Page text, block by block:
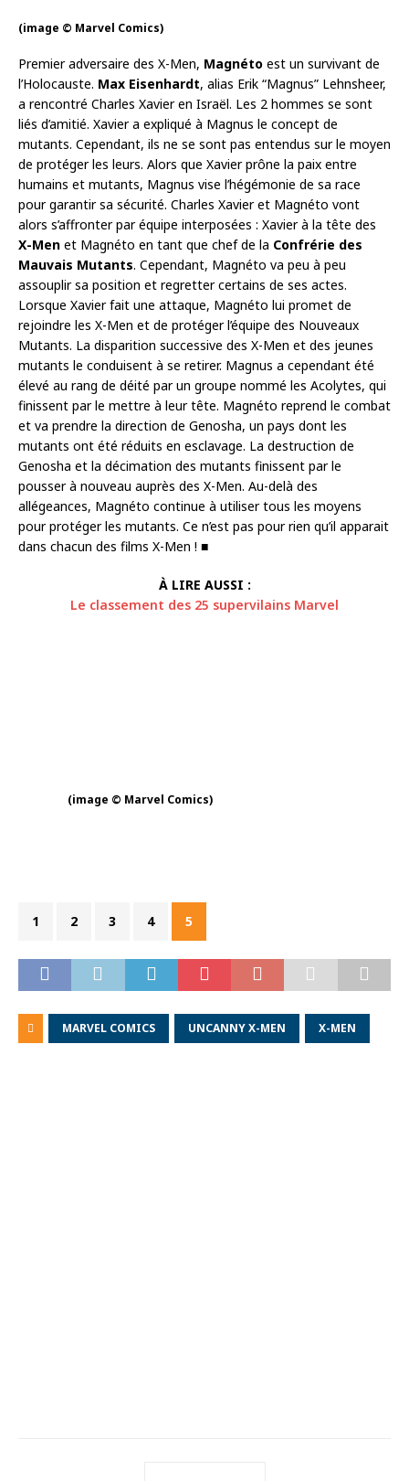
(image © Marvel Comics)
Premier adversaire des X-Men, Magnéto est un survivant de
l’Holocauste. Max Eisenhardt, alias Erik “Magnus” Lehnsheer,
a rencontré Charles Xavier en Israël. Les 2 hommes se sont
liés d’amitié. Xavier a expliqué à Magnus le concept de
mutants. Cependant, ils ne se sont pas entendus sur le moyen
de protéger les leurs. Alors que Xavier prône la paix entre
humains et mutants, Magnus vise l’hégémonie de sa race
pour garantir sa sécurité. Charles Xavier et Magnéto vont
alors s’affronter par équipe interposées : Xavier à la tête des
X-Men et Magnéto en tant que chef de la Confrérie des
Mauvais Mutants. Cependant, Magnéto va peu à peu
assouplir sa position et regretter certains de ses actes.
Lorsque Xavier fait une attaque, Magnéto lui promet de
rejoindre les X-Men et de protéger l’équipe des Nouveaux
Mutants. La disparition successive des X-Men et des jeunes
mutants le conduisent à se retirer. Magnus a cependant été
élevé au rang de déité par un groupe nommé les Acolytes, qui
finissent par le mettre à leur tête. Magnéto reprend le combat
et va prendre la direction de Genosha, un pays dont les
mutants ont été réduits en esclavage. La destruction de
Genosha et la décimation des mutants finissent par le
pousser à nouveau auprès des X-Men. Au-delà des
allégeances, Magnéto continue à utiliser tous les moyens
pour protéger les mutants. Ce n’est pas pour rien qu’il apparait
dans chacun des films X-Men ! ■
À LIRE AUSSI :
Le classement des 25 supervilains Marvel
(image © Marvel Comics)
1 2 3 4 5
MARVEL COMICS UNCANNY X-MEN X-MEN